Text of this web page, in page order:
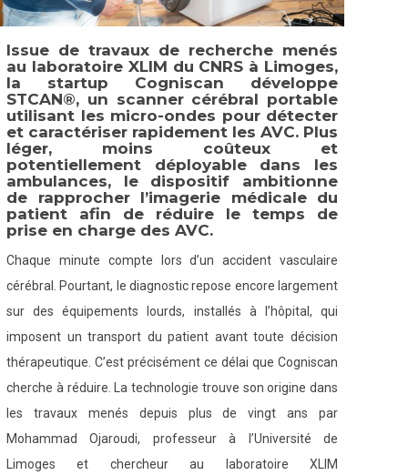
Issue de travaux de recherche menés
au laboratoire XLIM du CNRS à Limoges,
la startup Cogniscan développe
STCAN®, un scanner cérébral portable
utilisant les micro-ondes pour détecter
et caractériser rapidement les AVC. Plus
léger, moins coûteux et
potentiellement déployable dans les
ambulances, le dispositif ambitionne
de rapprocher l’imagerie médicale du
patient afin de réduire le temps de
prise en charge des AVC.
Chaque minute compte lors d’un accident vasculaire
cérébral. Pourtant, le diagnostic repose encore largement
sur des équipements lourds, installés à l’hôpital, qui
imposent un transport du patient avant toute décision
thérapeutique. C’est précisément ce délai que Cogniscan
cherche à réduire. La technologie trouve son origine dans
les travaux menés depuis plus de vingt ans par
Mohammad Ojaroudi, professeur à l’Université de
Limoges et chercheur au laboratoire XLIM